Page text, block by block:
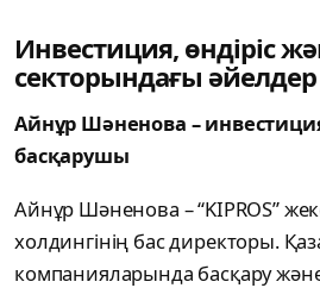
Инвестиция, өндіріс
секторындағы әйелдер
Айнұр Шәненова –
басқарушы
Айнұр Шәненова – “KIPROS”
холдингінің бас директоры.
компанияларында басқару